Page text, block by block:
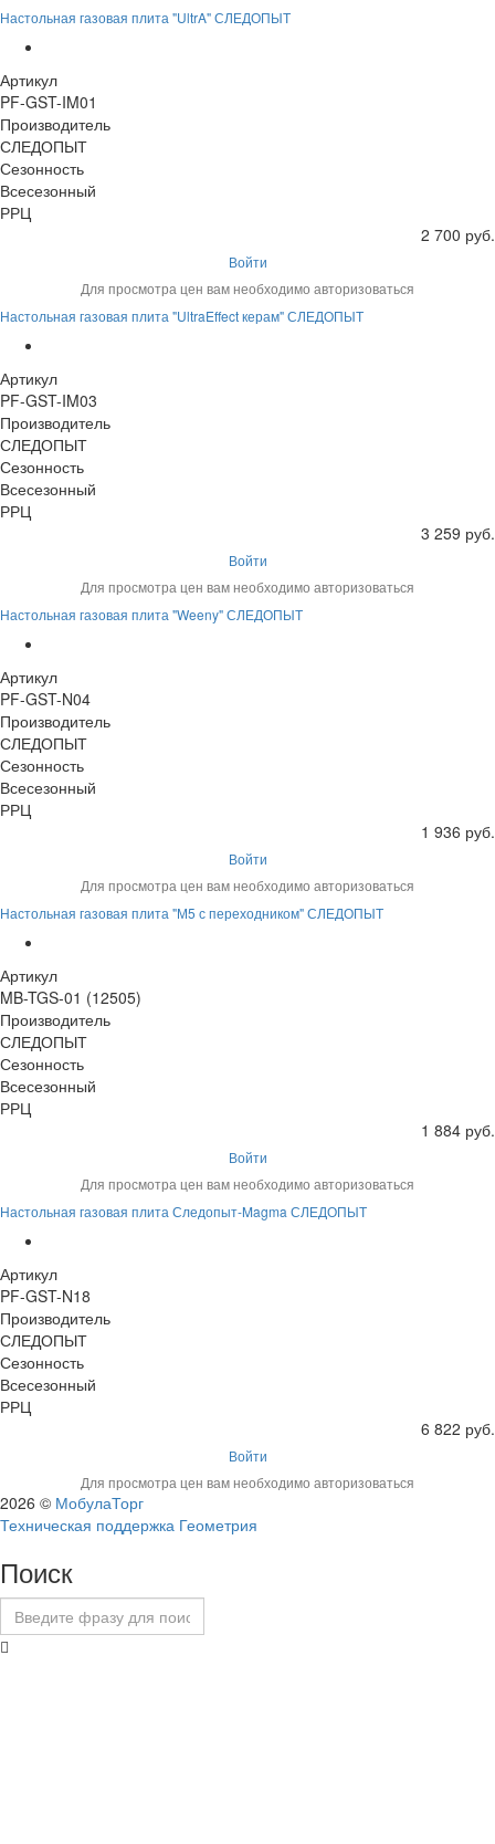
Настольная газовая плита "UltrA" СЛЕДОПЫТ
Артикул
PF-GST-IM01
Производитель
СЛЕДОПЫТ
Сезонность
Всесезонный
РРЦ
2 700 руб.
Войти
Для просмотра цен вам необходимо авторизоваться
Настольная газовая плита "UltraEffect керам" СЛЕДОПЫТ
Артикул
PF-GST-IM03
Производитель
СЛЕДОПЫТ
Сезонность
Всесезонный
РРЦ
3 259 руб.
Войти
Для просмотра цен вам необходимо авторизоваться
Настольная газовая плита "Weeny" СЛЕДОПЫТ
Артикул
PF-GST-N04
Производитель
СЛЕДОПЫТ
Сезонность
Всесезонный
РРЦ
1 936 руб.
Войти
Для просмотра цен вам необходимо авторизоваться
Настольная газовая плита "М5 с переходником" СЛЕДОПЫТ
Артикул
MB-TGS-01 (12505)
Производитель
СЛЕДОПЫТ
Сезонность
Всесезонный
РРЦ
1 884 руб.
Войти
Для просмотра цен вам необходимо авторизоваться
Настольная газовая плита Следопыт-Magma СЛЕДОПЫТ
Артикул
PF-GST-N18
Производитель
СЛЕДОПЫТ
Сезонность
Всесезонный
РРЦ
6 822 руб.
Войти
Для просмотра цен вам необходимо авторизоваться
2026 © МобулаТорг
Техническая поддержка Геометрия
Поиск